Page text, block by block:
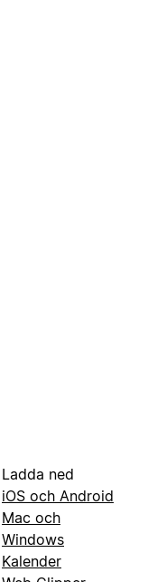
Ladda ned
iOS och Android
Mac och
Windows
Kalender